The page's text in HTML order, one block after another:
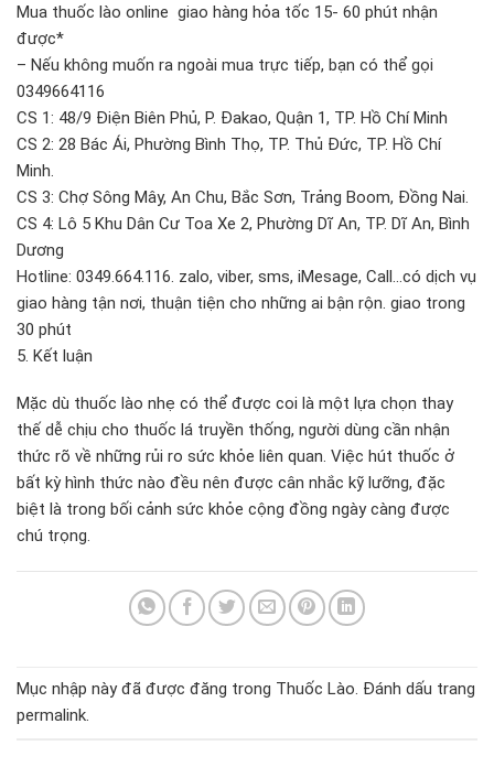
Mua thuốc lào online giao hàng hỏa tốc 15- 60 phút nhận
được*
– Nếu không muốn ra ngoài mua trực tiếp, bạn có thể gọi
0349664116
CS 1: 48/9 Điện Biên Phủ, P. Đakao, Quận 1, TP. Hồ Chí Minh
CS 2: 28 Bác Ái, Phường Bình Thọ, TP. Thủ Đức, TP. Hồ Chí
Minh.
CS 3: Chợ Sông Mây, An Chu, Bắc Sơn, Trảng Boom, Đồng Nai.
CS 4: Lô 5 Khu Dân Cư Toa Xe 2, Phường Dĩ An, TP. Dĩ An, Bình
Dương
Hotline: 0349.664.116. zalo, viber, sms, iMesage, Call…có dịch vụ
giao hàng tận nơi, thuận tiện cho những ai bận rộn. giao trong
30 phút
5. Kết luận
Mặc dù thuốc lào nhẹ có thể được coi là một lựa chọn thay
thế dễ chịu cho thuốc lá truyền thống, người dùng cần nhận
thức rõ về những rủi ro sức khỏe liên quan. Việc hút thuốc ở
bất kỳ hình thức nào đều nên được cân nhắc kỹ lưỡng, đặc
biệt là trong bối cảnh sức khỏe cộng đồng ngày càng được
chú trọng.
Mục nhập này đã được đăng trong Thuốc Lào. Đánh dấu trang
permalink.